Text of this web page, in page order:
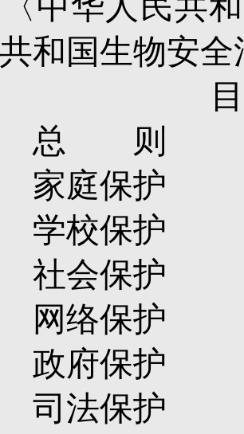
和国生物安
总 则
家庭保护
学校保护
社会保护
网络保护
政府保护
司法保护